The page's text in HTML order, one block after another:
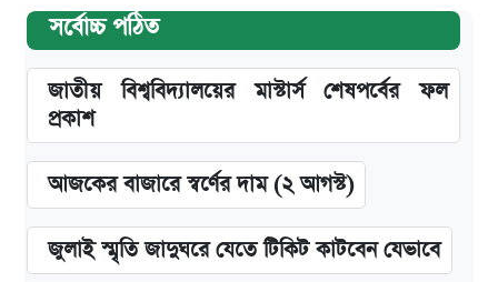
সর্বোচ্চ পঠিত
জাতীয় বিশ্ববিদ্যালয়ের মাস্টার্স শেষপর্বের ফল
প্রকাশ
আজকের বাজারে স্বর্ণের দাম (২ আগস্ট)
জুলাই স্মৃতি জাদুঘরে যেতে টিকিট কাটবেন যেভাবে